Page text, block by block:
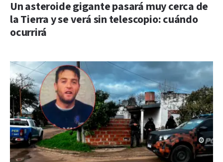
Un asteroide gigante pasará muy cerca de
la Tierra y se verá sin telescopio: cuándo
ocurrirá